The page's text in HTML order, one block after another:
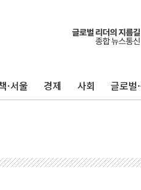
·서울 경제 사회 글로벌